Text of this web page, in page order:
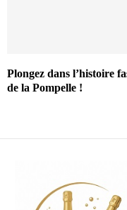
Plongez dans l’histoire
de la Pompelle !